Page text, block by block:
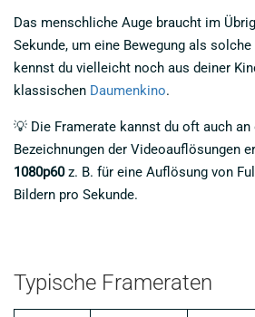
Das menschliche Auge braucht im
Sekunde, um eine Bewegung als
kennst du vielleicht noch aus deiner
klassischen Daumenkino.
💡 Die Framerate kannst du oft auch an
Bezeichnungen der Videoauflösungen
1080p60z. B. für eine Auflösung von
Bildern pro Sekunde.
Typische Frameraten